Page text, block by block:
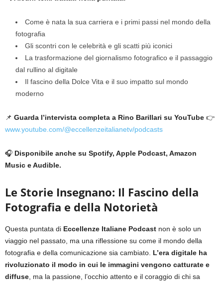
Come è nata la sua carriera e i primi passi nel mondo della
fotografia
Gli scontri con le celebrità e gli scatti più iconici
La trasformazione del giornalismo fotografico e il passaggio
dal rullino al digitale
Il fascino della Dolce Vita e il suo impatto sul mondo
moderno
📌 Guarda l’intervista completa a Rino Barillari su YouTube 👉
www.youtube.com/@eccellenzeitalianetv/podcasts
🎧 Disponibile anche su Spotify, Apple Podcast, Amazon
Music e Audible.
Le Storie Insegnano: Il Fascino della
Fotografia e della Notorietà
Questa puntata di Eccellenze Italiane Podcast non è solo un
viaggio nel passato, ma una riflessione su come il mondo della
fotografia e della comunicazione sia cambiato. L’era digitale ha
rivoluzionato il modo in cui le immagini vengono catturate e
diffuse , ma la passione, l’occhio attento e il coraggio di chi sa